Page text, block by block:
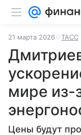
21 марта 2026 ТАСС
мире из-
Цены будут